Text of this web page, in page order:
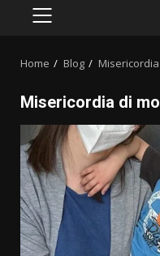
PRIMARY
Home Blog
Misericordia di